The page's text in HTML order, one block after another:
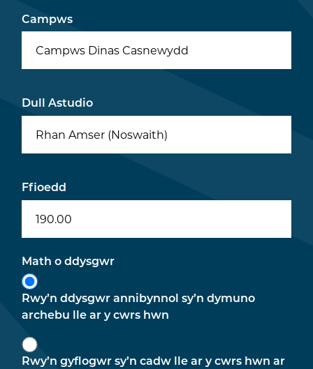
Campws
Campws Dinas Casnewydd
Dull Astudio
Rhan Amser (Noswaith)
Ffioedd
190.00
Math o ddysgwr
Rwy’n ddysgwr annibynnol sy’n dymuno
archebu lle ar y cwrs hwn
Rwy’n gyflogwr sy’n cadw lle ar y cwrs hwn ar